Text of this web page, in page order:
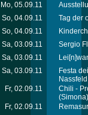
Mo, 05.09.11
So, 04.09.11
Tag der
So, 04.09.11
Sa, 03.09.11
Sergio
Sa, 03.09.11
Sa, 03.09.11
Festa
Nassfeld
Fr, 02.09.11
Chili -
(Simona)
Fr, 02.09.11